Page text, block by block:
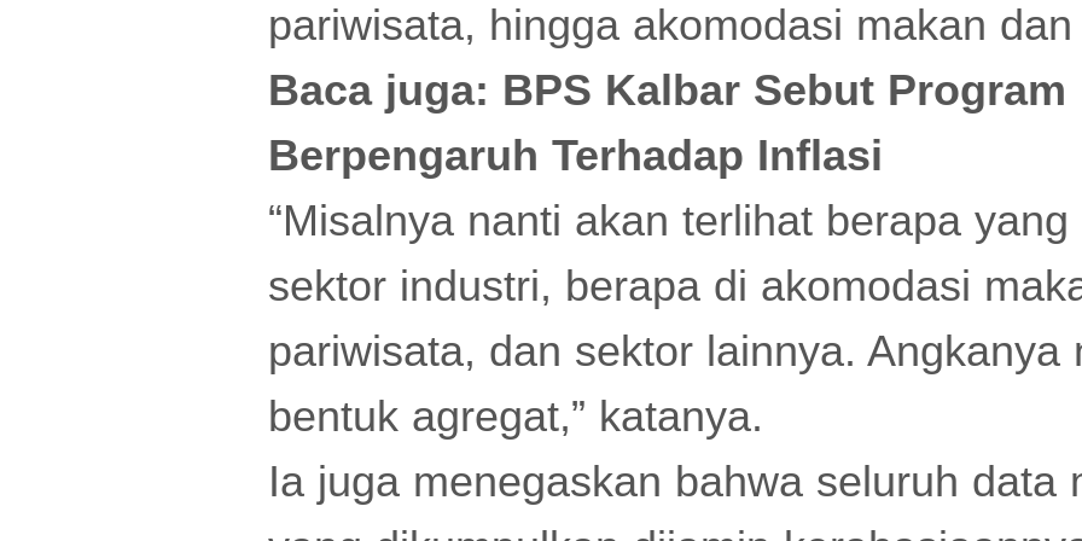
pariwisata, hingga akomodasi makan
Baca juga: BPS Kalbar Sebut Program
Berpengaruh Terhadap Inflasi
“Misalnya nanti akan terlihat berapa
sektor industri, berapa di akomodasi
pariwisata, dan sektor lainnya. Angkanya
bentuk agregat,” katanya.
Ia juga menegaskan bahwa seluruh data